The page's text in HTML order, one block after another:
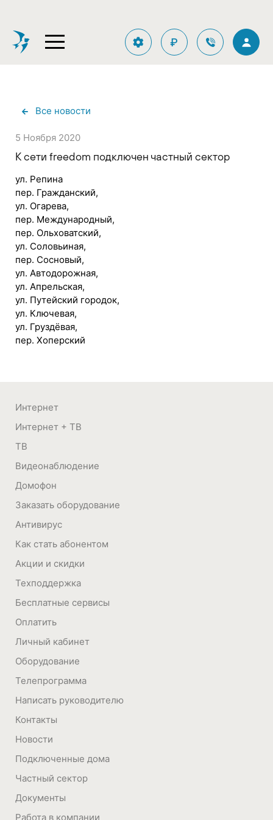
Все новости
5 Ноября 2020
К сети freedom подключен частный сектор
ул. Репина
пер. Гражданский,
ул. Огарева,
пер. Международный,
пер. Ольховатский,
ул. Соловьиная,
пер. Сосновый,
ул. Автодорожная,
ул. Апрельская,
ул. Путейский городок,
ул. Ключевая,
ул. Груздёвая,
пер. Хоперский
Интернет
Интернет + ТВ
ТВ
Видеонаблюдение
Домофон
Заказать оборудование
Антивирус
Как стать абонентом
Акции и скидки
Техподдержка
Бесплатные сервисы
Оплатить
Личный кабинет
Оборудование
Телепрограмма
Написать руководителю
Контакты
Новости
Подключенные дома
Частный сектор
Документы
Работа в компании
₽